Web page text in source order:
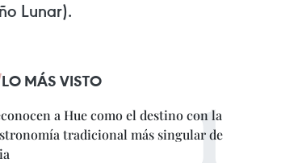
Lunar).
LO MÁS VISTO
a Hue como el destino con la
tradicional más singular de